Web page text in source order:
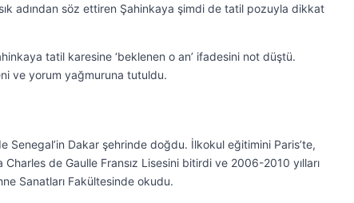
adından söz ettiren Şahinkaya şimdi de tatil pozuyla dikkat
tatil karesine ‘beklenen o an’ ifadesini not düştü.
ve yorum yağmuruna tutuldu.
Dakar şehrinde doğdu. İlkokul eğitimini Paris’te,
Charles de Gaulle Fransız Lisesini bitirdi ve 2006-2010 yılları
Sanatları Fakültesinde okudu.